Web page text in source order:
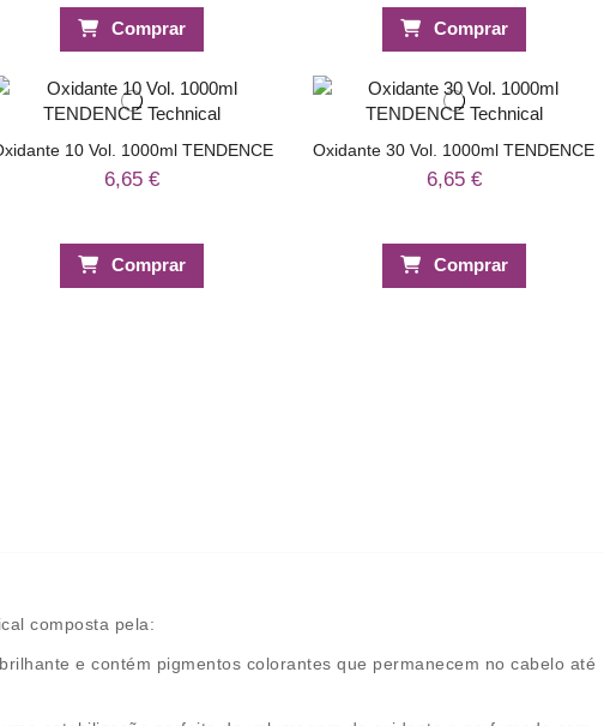
Comprar Comprar
10 Vol. 1000ml TENDENCE
6,65 €
Comprar
Oxidante 30 Vol. 1000ml TENDENCE
6,65 €
Comprar
composta pela:
e contém pigmentos colorantes que permanecem no cabelo até